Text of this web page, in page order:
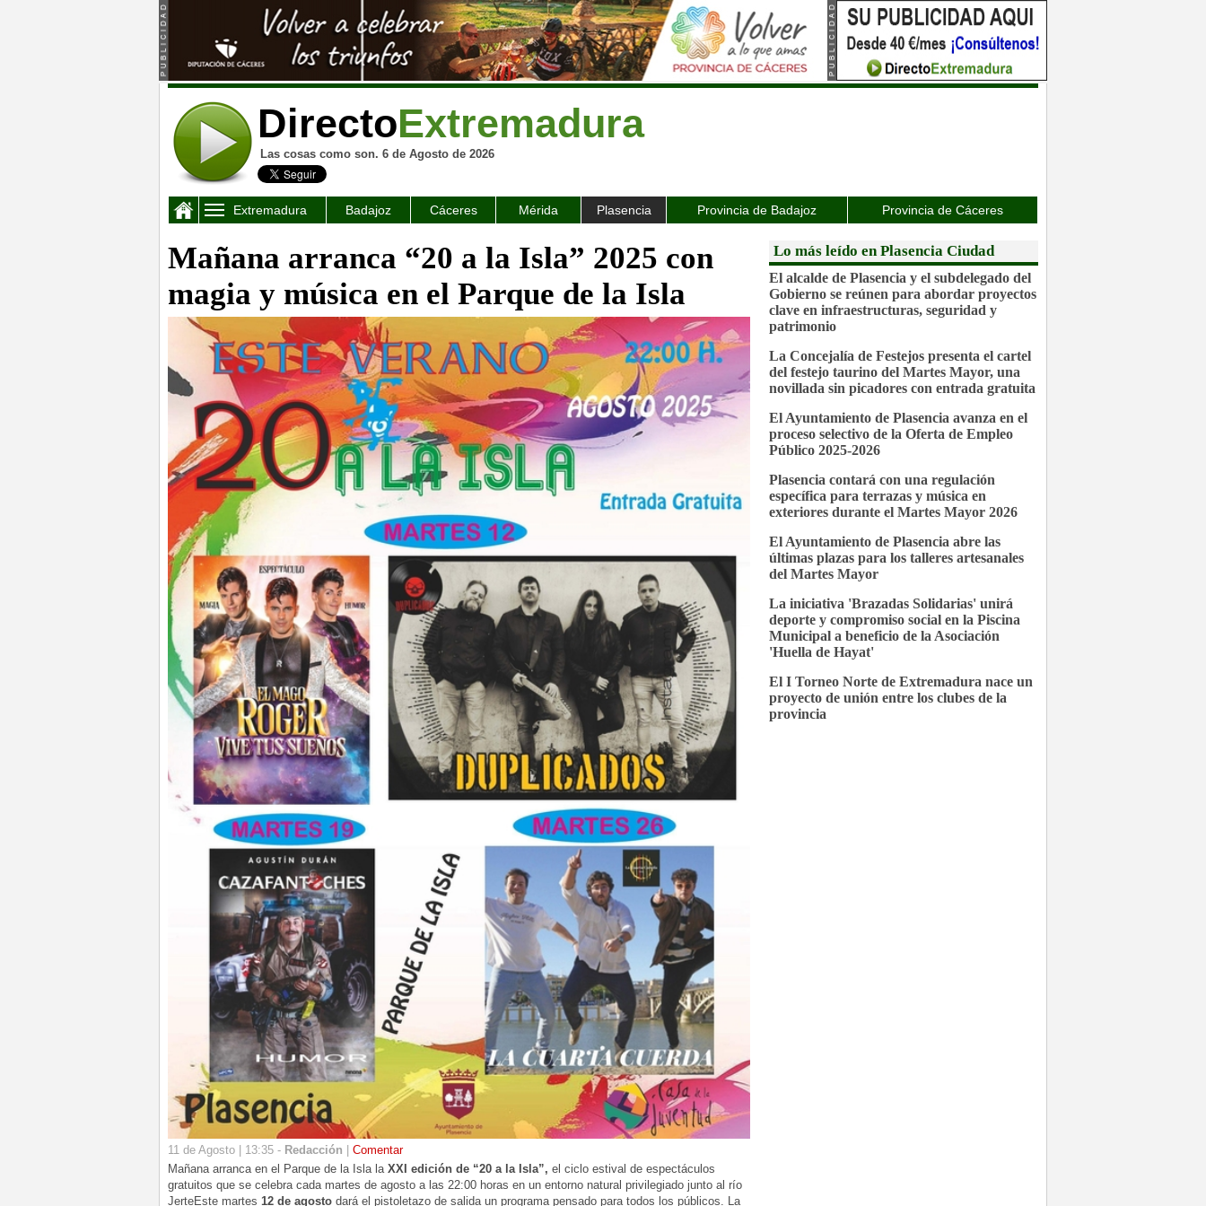
DirectoExtremadura
Las cosas como son. 6 de Agosto de 2026
Extremadura Badajoz Cáceres Mérida Plasencia Provincia de Badajoz Provincia de Cáceres
Mañana arranca “20 a la Isla” 2025 con
magia y música en el Parque de la Isla
11 de Agosto | 13:35 - Redacción | Comentar
Mañana arranca en el Parque de la Isla la XXI edición de “20 a la Isla”, el ciclo estival de espectáculos
gratuitos que se celebra cada martes de agosto a las 22:00 horas en un entorno natural privilegiado junto al río
JerteEste martes 12 de agosto dará el pistoletazo de salida un programa pensado para todos los públicos. La
Lo más leído en Plasencia Ciudad
El alcalde de Plasencia y el subdelegado del
Gobierno se reúnen para abordar proyectos
clave en infraestructuras, seguridad y
patrimonio
La Concejalía de Festejos presenta el cartel
del festejo taurino del Martes Mayor, una
novillada sin picadores con entrada gratuita
El Ayuntamiento de Plasencia avanza en el
proceso selectivo de la Oferta de Empleo
Público 2025-2026
Plasencia contará con una regulación
específica para terrazas y música en
exteriores durante el Martes Mayor 2026
El Ayuntamiento de Plasencia abre las
últimas plazas para los talleres artesanales
del Martes Mayor
La iniciativa 'Brazadas Solidarias' unirá
deporte y compromiso social en la Piscina
Municipal a beneficio de la Asociación
'Huella de Hayat'
El I Torneo Norte de Extremadura nace un
proyecto de unión entre los clubes de la
provincia